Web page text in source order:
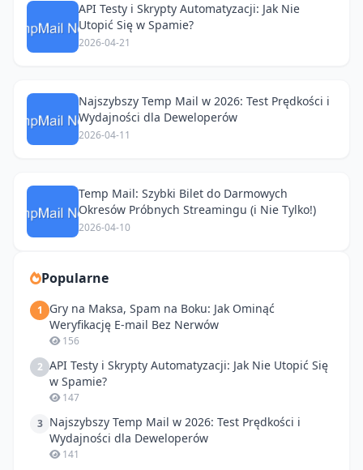
API Testy i Skrypty Automatyzacji: Jak Nie
Utopić Się w Spamie?
2026-04-21
Najszybszy Temp Mail w 2026: Test Prędkości i
Wydajności dla Deweloperów
2026-04-11
Temp Mail: Szybki Bilet do Darmowych
Okresów Próbnych Streamingu (i Nie Tylko!)
2026-04-10
Popularne
1
Gry na Maksa, Spam na Boku: Jak Ominąć
Weryfikację E-mail Bez Nerwów
156
2 API Testy i Skrypty Automatyzacji: Jak Nie Utopić Się
w Spamie?
147
3 Najszybszy Temp Mail w 2026: Test Prędkości i
Wydajności dla Deweloperów
141